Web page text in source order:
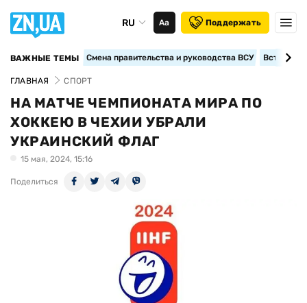
RU Аа Поддержать
ВАЖНЫЕ ТЕМЫ Смена правительства и руководства ВСУ
ГЛАВНАЯ СПОРТ
НА МАТЧЕ ЧЕМПИОНАТА МИРА ПО
ХОККЕЮ В ЧЕХИИ УБРАЛИ
УКРАИНСКИЙ ФЛАГ
15 мая, 2024, 15:16
Поделиться